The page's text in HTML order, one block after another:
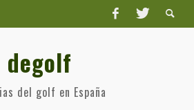
degolf
del golf en España